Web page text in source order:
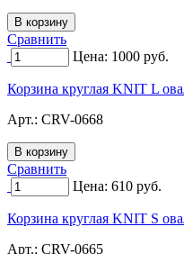
Сравнить
Цена: 1000 руб.
Корзина круглая KNIT L
Арт.: CRV-0668
Сравнить
Цена: 610 руб.
Корзина круглая KNIT S
Арт.: CRV-0665